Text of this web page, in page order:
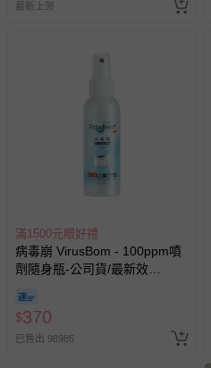
最新上架
滿1500元贈好禮
病毒崩 VirusBom - 100ppm噴
劑隨身瓶-公司貨/最新效
$370
已售出 98985